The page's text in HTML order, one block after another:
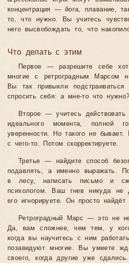
концентрация — йога, плавание,
то, что нужно. Вы учитесь
него высвобождать то, что
Что делать с этим
Первое — разрешите себе
многие с ретроградным Марсом
Вы так привыкли
спросить себя: а мне-то что нужно?
Второе — учитесь
идеального момента, полной
уверенности. Но такого не бывает.
с чего-то. Потом скорректируете.
Третье — найдите способ
подавлять, а именно выражать.
в лесу, написать письмо и
психологом. Ваш гнев никуда не
его игнорируете. Он просто найдёт
Ретроградный Марс — это не
Да, вам сложнее, чем тем, у
когда вы научитесь с ним
позавидуют многие. Вы умеете
своего, когда другие уже